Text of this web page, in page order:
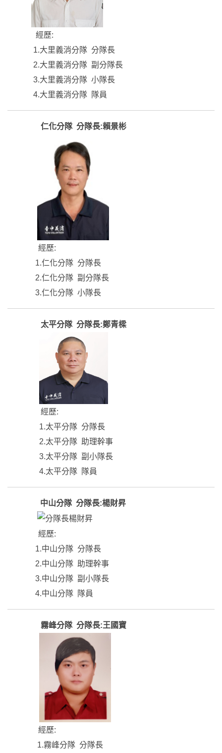
經歷:
1.大里義消分隊 分隊長
2.大里義消分隊 副分隊長
3.大里義消分隊 小隊長
4.大里義消分隊 隊員
仁化分隊 分隊長:賴景彬
經歷:
1.仁化分隊 分隊長
2.仁化分隊 副分隊長
3.仁化分隊 小隊長
太平分隊 分隊長:鄭青樑
經歷:
1.太平分隊 分隊長
2.太平分隊 助理幹事
3.太平分隊 副小隊長
4.太平分隊 隊員
中山分隊 分隊長:楊財昇
經歷:
1.中山分隊 分隊長
2.中山分隊 助理幹事
3.中山分隊 副小隊長
4.中山分隊 隊員
霧峰分隊 分隊長:王國寶
經歷:
1.霧峰分隊 分隊長